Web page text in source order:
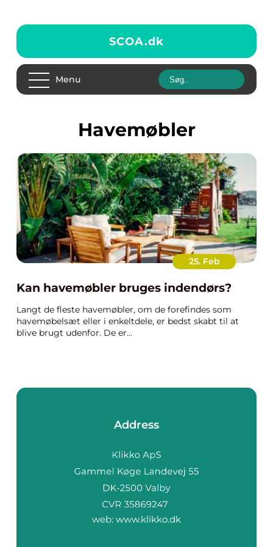
SCOA.dk
Menu
havemøbler
25. Feb
Kan havemøbler bruges indendørs?
Langt de fleste havemøbler, om de forefindes som
havemøbelsæt eller i enkeltdele, er bedst skabt til at
blive brugt udenfor. De er...
Address
web: www.klikko.dk